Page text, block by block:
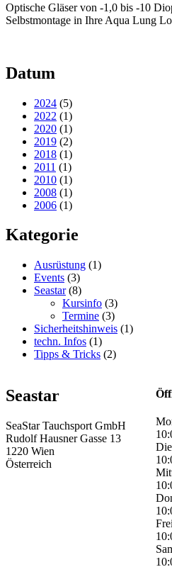
Optische Gläser von -1,0 bis -10
Selbstmontage in Ihre Aqua Lung
Datum
2024 (5)
2022 (1)
2020 (1)
2019 (2)
2018 (1)
2011 (1)
2010 (1)
2008 (1)
2006 (1)
Kategorie
Ausrüstung (1)
Events (3)
Seastar(8)
Kursinfo (3)
Termine (3)
Sicherheitshinweis (1)
techn. Infos (1)
Tipps & Tricks (2)
Seastar
SeaStar Tauchsport GmbH
Rudolf Hausner Gasse 13
1220 Wien
Österreich